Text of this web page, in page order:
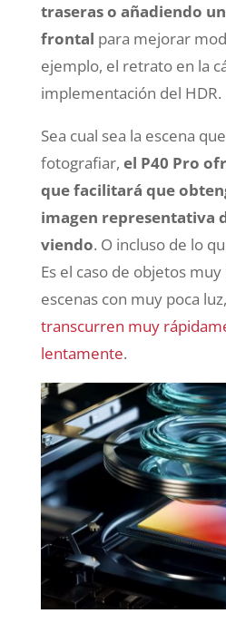
traseras o añadiendo
frontal para mejorar
ejemplo, el retrato en la
implementación del HDR.
Sea cual sea la escena
fotografiar, el P40 Pro
que facilitará que
imagen representativa
viendo. O incluso de lo
Es el caso de objetos
escenas con muy poca
transcurren muy
lentamente.